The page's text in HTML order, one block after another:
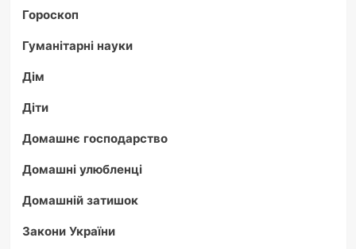
Гороскоп
Гуманітарні науки
Дім
Діти
Домашнє господарство
Домашні улюбленці
Домашній затишок
Закони України